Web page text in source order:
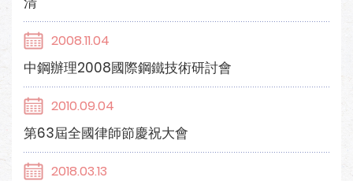
2008.11.04
中鋼辦理2008國際鋼鐵技術研討會
2010.09.04
第63屆全國律師節慶祝大會
2018.03.13